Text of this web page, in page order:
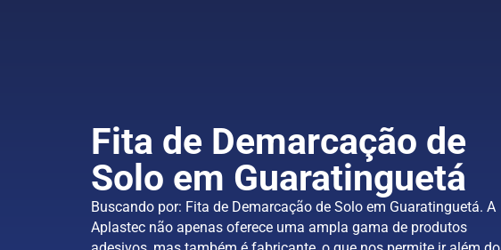
Fita de Demarcação de
Solo em Guaratinguetá
Buscando por: Fita de Demarcação de Solo em Guaratinguetá. A
Aplastec não apenas oferece uma ampla gama de produtos